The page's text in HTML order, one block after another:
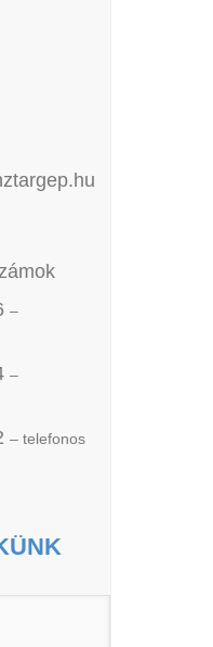
–
–
– telefonos